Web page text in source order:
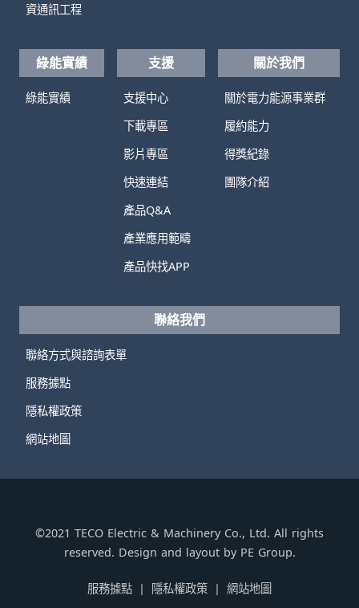
資通訊工程
綠能實績
綠能實績
支援
支援中心
下載專區
影片專區
快速連結
產品Q&A
產業應用範疇
產品快找APP
關於我們
關於電力能源事業群
履約能力
得獎紀錄
團隊介紹
聯絡我們
聯絡方式與諮詢表單
服務據點
隱私權政策
網站地圖
©2021 TECO Electric & Machinery Co., Ltd. All rights
reserved. Design and layout by PE Group.
服務據點 隱私權政策 網站地圖